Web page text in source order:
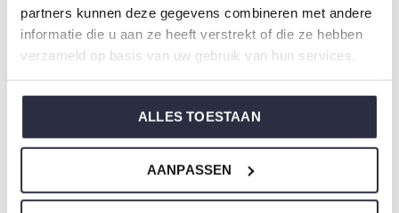
partners kunnen deze gegevens combineren met andere
informatie die u aan ze heeft verstrekt of die ze hebben
verzameld op basis van uw gebruik van hun services.
ALLES TOESTAAN
AANPASSEN
€14,99 €29,99
€14,99 €29,99